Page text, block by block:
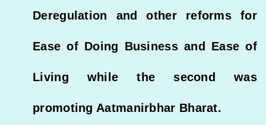
Deregulation and other reforms for
Ease of Doing Business and Ease of
Living while the second was
promoting Aatmanirbhar Bharat.